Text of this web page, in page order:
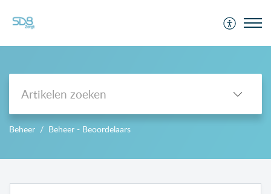
Beheer Beheer - Beoordelaars